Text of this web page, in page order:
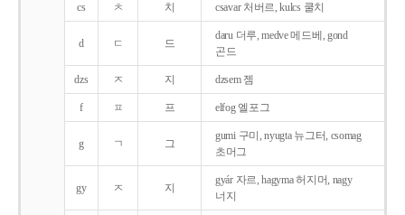
cs ㅊ 치 csavar 처버르, kulcs 쿨치
d ㄷ 드
daru 더루, medve 메드베, gond
곤드
dzs ㅈ 지 dzsem 젬
f ㅍ 프 elfog 엘포그
g ㄱ 그
gumi 구미, nyugta 뉴그터, csomag
초머그
gy ㅈ 지
gyár 자르, hagyma 허지머, nagy
너지